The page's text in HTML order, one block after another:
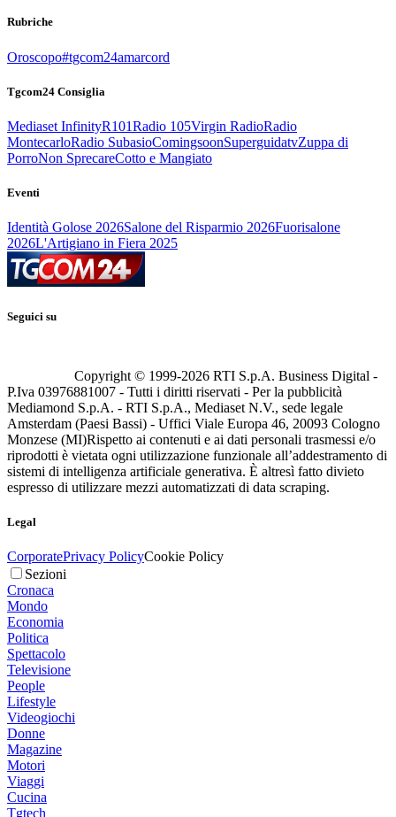
Rubriche
Oroscopo#tgcom24amarcord
Tgcom24 Consiglia
Mediaset InfinityR101Radio 105Virgin RadioRadio
MontecarloRadio SubasioComingsoonSuperguidatvZuppa di
PorroNon SprecareCotto e Mangiato
Eventi
Identità Golose 2026Salone del Risparmio 2026Fuorisalone
2026L'Artigiano in Fiera 2025
Seguici su
Copyright © 1999-2026 RTI S.p.A. Business Digital -
P.Iva 03976881007 - Tutti i diritti riservati - Per la pubblicità
Mediamond S.p.A. - RTI S.p.A., Mediaset N.V., sede legale
Amsterdam (Paesi Bassi) - Uffici Viale Europa 46, 20093 Cologno
Monzese (MI)Rispetto ai contenuti e ai dati personali trasmessi e/o
riprodotti è vietata ogni utilizzazione funzionale all’addestramento di
sistemi di intelligenza artificiale generativa. È altresì fatto divieto
espresso di utilizzare mezzi automatizzati di data scraping.
Legal
CorporatePrivacy PolicyCookie Policy
Sezioni
Cronaca
Mondo
Economia
Politica
Spettacolo
Televisione
People
Lifestyle
Videogiochi
Donne
Magazine
Motori
Viaggi
Cucina
Tgtech